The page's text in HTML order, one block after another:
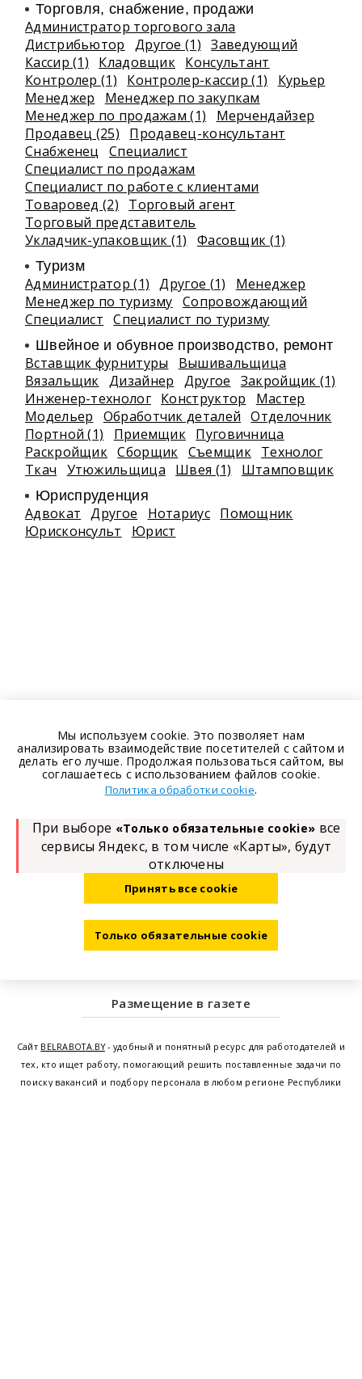
Торговля, снабжение, продажи
Администратор торгового зала
Дистрибьютор
Другое (1)
Заведующий
Кассир (1)
Кладовщик Консультант
Контролер (1)
Контролер-кассир (1)
Курьер
Менеджер
Менеджер по закупкам
Менеджер по продажам (1)
Мерчендайзер
Продавец (25)
Продавец-консультант
Снабженец
Специалист
Специалист по продажам
Специалист по работе с клиентами
Товаровед (2)
Торговый агент
Торговый представитель
Укладчик-упаковщик (1)
Фасовщик (1)
Туризм
Администратор (1) Другое (1)
Менеджер
Менеджер по туризму Сопровождающий
Специалист
Специалист по туризму
Швейное и обувное производство, ремонт
Вставщик фурнитуры
Вышивальщица
Вязальщик Дизайнер Другое
Закройщик (1)
Инженер-технолог Конструктор
Мастер
Модельер
Обработчик деталей
Отделочник
Портной (1)
Приемщик Пуговичница
Раскройщик Сборщик Съемщик Технолог
Ткач
Утюжильщица Швея (1) Штамповщик
Юриспруденция
Адвокат Другое Нотариус Помощник
Юрисконсульт
Юрист
Размещение в газете
Сайт BELRABOTA.BY- удобный и понятный ресурс для работодателей и
тех, кто ищет работу, помогающий решить поставленные задачи по
поиску вакансий и подбору персонала в любом регионе Республики
Мы используем cookie. Это позволяет нам
анализировать взаимодействие посетителей с сайтом и
делать его лучше. Продолжая пользоваться сайтом, вы
соглашаетесь с использованием файлов cookie.
Политика обработки cookie.
При выборе «Только обязательные cookie» все
сервисы Яндекс, в том числе «Карты», будут
отключены
Принять все cookie
Только обязательные cookie